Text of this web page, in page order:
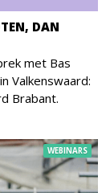
DAN
met Bas
Valkenswaard:
Brabant.
WEBINARS